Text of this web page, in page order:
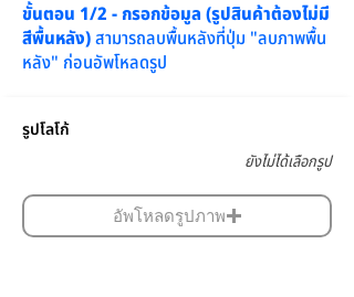
ขั้นตอน 1/2 - กรอกข้อมูล (รูปสินค้าต้องไม่มี
สีพื้นหลัง)สามารถลบพื้นหลังที่ปุ่ม "ลบภาพพื้น
หลัง" ก่อนอัพโหลดรูป
รูปโลโก้
ยังไม่ได้เลือกรูป
อัพโหลดรูปภาพ